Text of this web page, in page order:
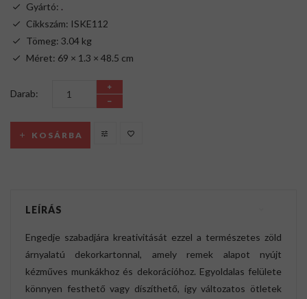
Gyártó: .
Cikkszám: ISKE112
Tömeg: 3.04 kg
Méret: 69 × 1.3 × 48.5 cm
Darab:
KOSÁRBA
LEÍRÁS
Engedje szabadjára kreativitását ezzel a természetes zöld
árnyalatú dekorkartonnal, amely remek alapot nyújt
kézműves munkákhoz és dekorációhoz. Egyoldalas felülete
könnyen festhető vagy díszíthető, így változatos ötletek